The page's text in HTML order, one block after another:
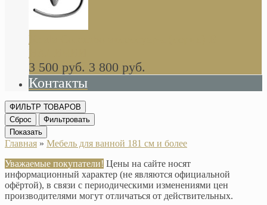
Khala Colombo аксессуары (серия) В
НАЛИЧИИ
3 500 руб. 3 800 руб.
Контакты
ФИЛЬТР ТОВАРОВ
Сброс
Фильтровать
Показать
Главная » Мебель для ванной 181 см и более
Уважаемые покупатели! Цены на сайте носят
информационный характер (не являются официальной
офёртой), в связи с периодическими изменениями цен
производителями могут отличаться от действительных.